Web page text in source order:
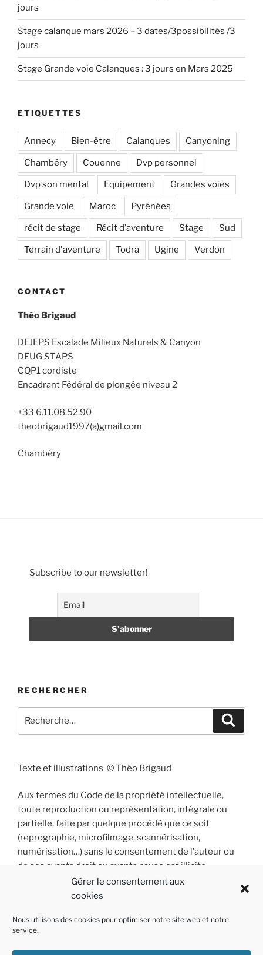
Gérer le consentement aux
cookies
Nous utilisons des cookies pour optimiser notre site web et notre
service.
jours
Stage calanque mars 2026 – 3 dates/3possibilités /3
jours
Stage Grande voie Calanques : 3 jours en Mars 2025
ETIQUETTES
Annecy Bien-être Calanques Canyoning
Chambéry Couenne Dvp personnel
Dvp son mental Equipement Grandes voies
Grande voie Maroc Pyrénées
récit de stage Récit d’aventure Stage Sud
Terrain d'aventure Todra Ugine Verdon
CONTACT
Théo Brigaud
DEJEPS Escalade Milieux Naturels & Canyon
DEUG STAPS
CQP1 cordiste
Encadrant Fédéral de plongée niveau 2
+33 6.11.08.52.90
theobrigaud1997(a)gmail.com
Chambéry
Subscribe to our newsletter!
RECHERCHER
pour
Texte et illustrations © Théo Brigaud
Aux termes du Code de la propriété intellectuelle,
toute reproduction ou représentation, intégrale ou
partielle, faite par quelque procédé que ce soit
(reprographie, microfilmage, scannérisation,
numérisation…) sans le consentement de l’auteur ou
de ses ayants droit ou ayants cause est illicite
et constitue une contrefaçon sanctionnée par les
articles L 335-2 et suivants du Code de la propriété